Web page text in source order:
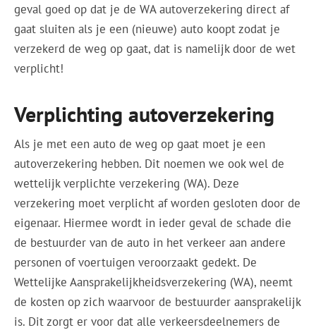
geval goed op dat je de WA autoverzekering direct af
gaat sluiten als je een (nieuwe) auto koopt zodat je
verzekerd de weg op gaat, dat is namelijk door de wet
verplicht!
Verplichting autoverzekering
Als je met een auto de weg op gaat moet je een
autoverzekering hebben. Dit noemen we ook wel de
wettelijk verplichte verzekering (WA). Deze
verzekering moet verplicht af worden gesloten door de
eigenaar. Hiermee wordt in ieder geval de schade die
de bestuurder van de auto in het verkeer aan andere
personen of voertuigen veroorzaakt gedekt. De
Wettelijke Aansprakelijkheidsverzekering (WA), neemt
de kosten op zich waarvoor de bestuurder aansprakelijk
is. Dit zorgt er voor dat alle verkeersdeelnemers de